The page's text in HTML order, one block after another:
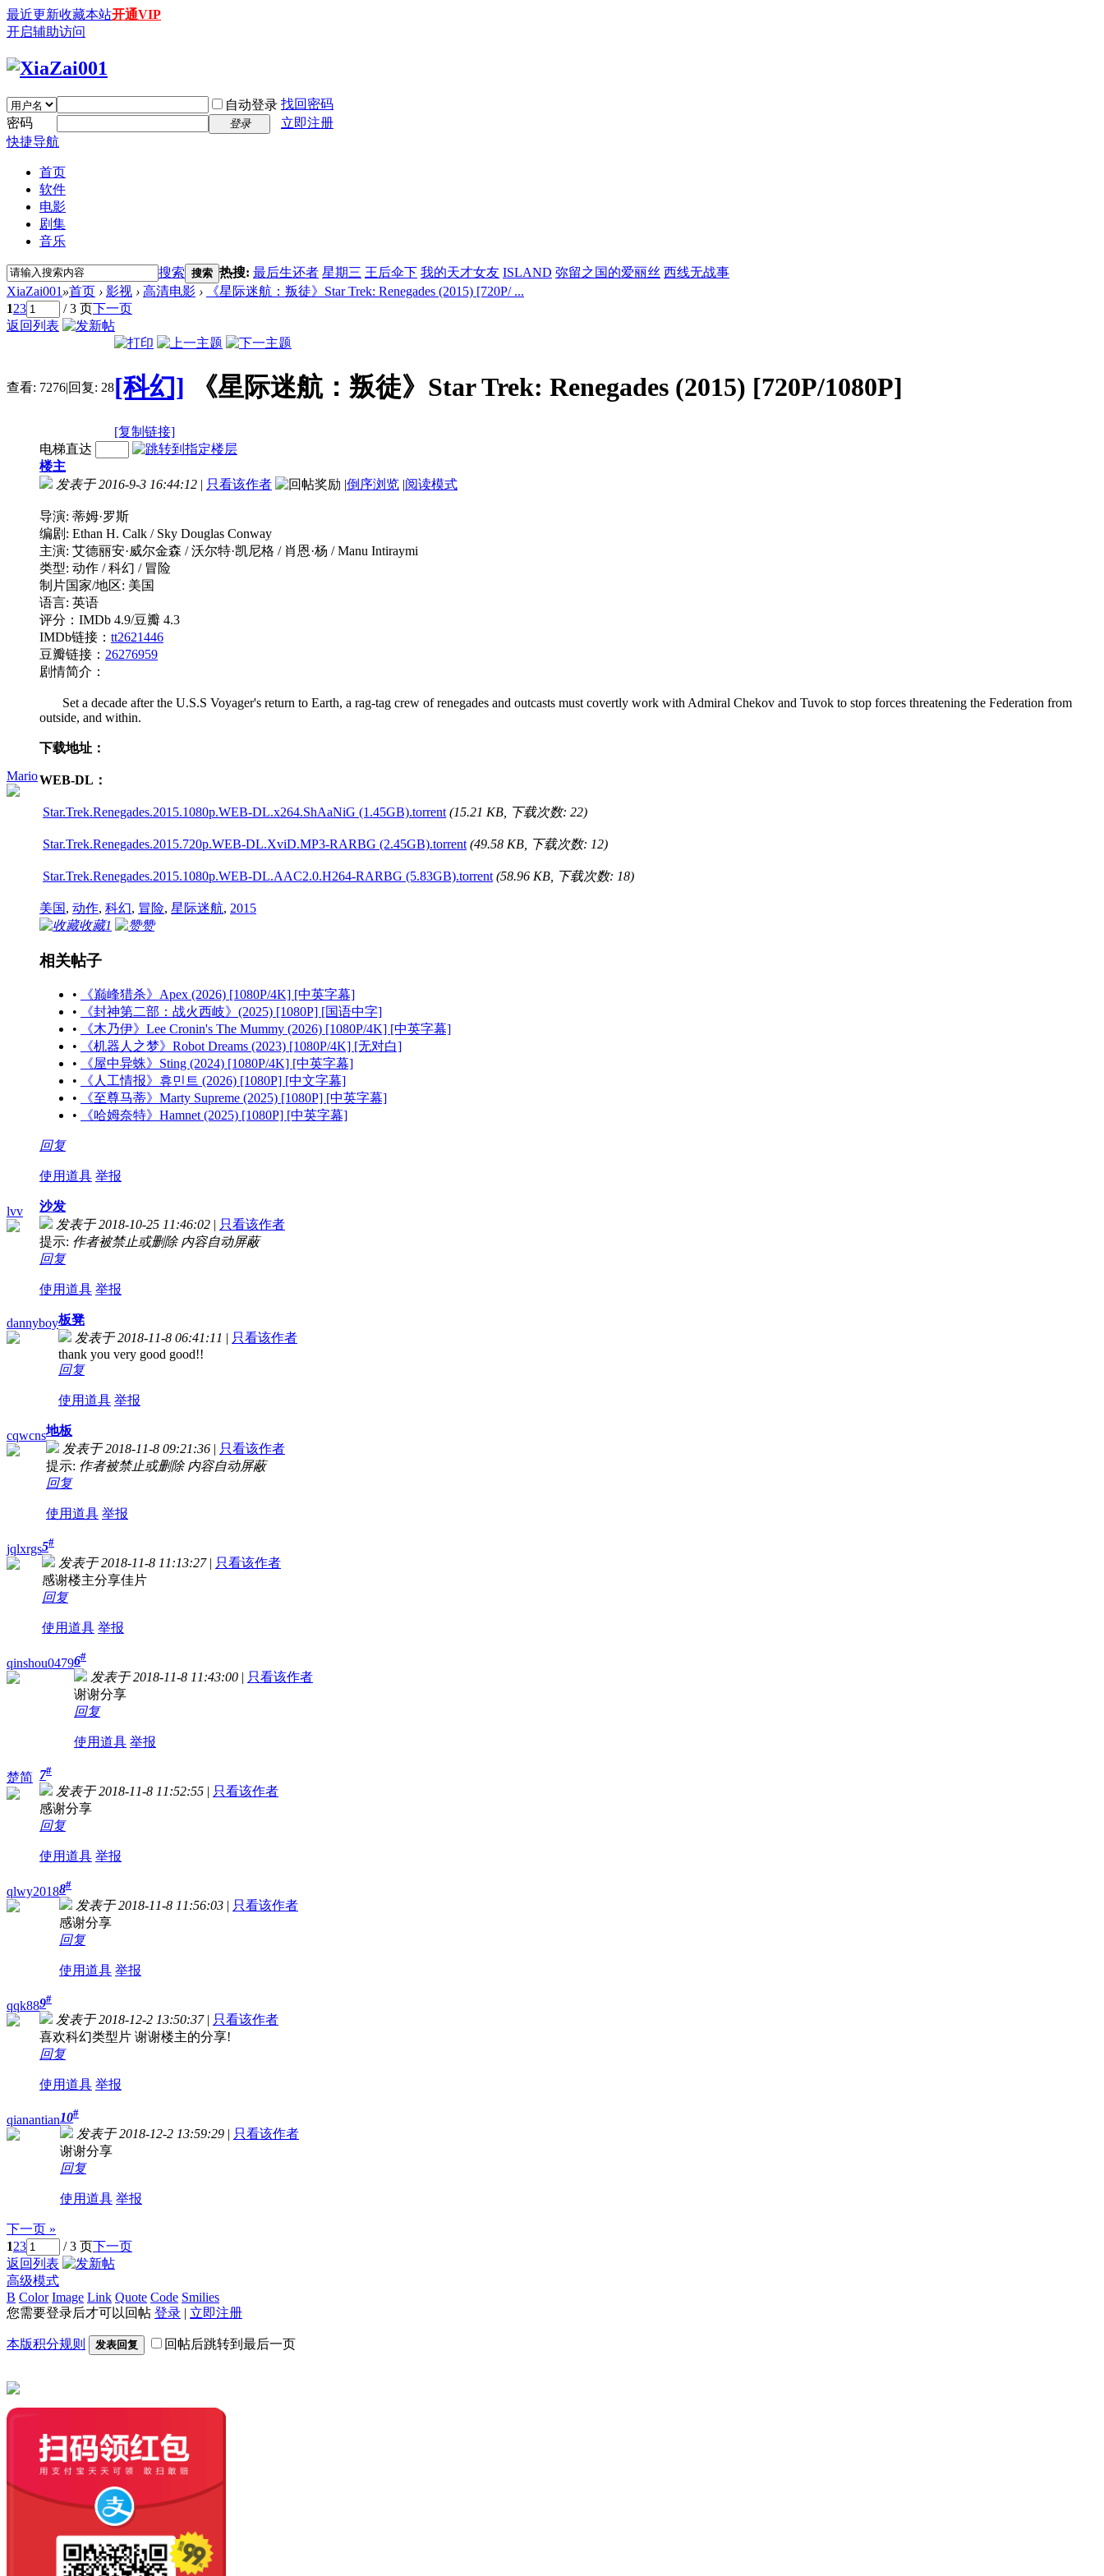
最近更新收藏本站开通VIP
开启辅助访问
自动登录 找回密码
密码
登录
立即注册
快捷导航
首页
软件
电影
剧集
音乐
搜索 搜索 热搜: 最后生还者 星期三 王后伞下 我的天才女友 ISLAND 弥留之国的爱丽丝 西线无战事
XiaZai001 »首页 › 影视 › 高清电影 ›
《星际迷航：叛徒》Star Trek: Renegades (2015) [720P/ ...
123 / 3 页下一页
返回列表
查看: 7276|回复: 28[科幻] 《星际迷航：叛徒》Star Trek: Renegades (2015) [720P/1080P]
[复制链接]
Mario
电梯直达
楼主
发表于 2016-9-3 16:44:12 | 只看该作者 |倒序浏览 |阅读模式
导演: 蒂姆·罗斯
编剧: Ethan H. Calk / Sky Douglas Conway
主演: 艾德丽安·威尔金森 / 沃尔特·凯尼格 / 肖恩·杨 / Manu Intiraymi
类型: 动作 / 科幻 / 冒险
制片国家/地区: 美国
语言: 英语
评分：IMDb 4.9/豆瓣 4.3
IMDb链接： tt2621446
豆瓣链接： 26276959
剧情简介：
Set a decade after the U.S.S Voyager's return to Earth, a rag-tag crew of renegades and outcasts must covertly work with Admiral Chekov and Tuvok to stop forces threatening the Federation from
outside, and within.
下载地址：
WEB-DL：
Star.Trek.Renegades.2015.1080p.WEB-DL.x264.ShAaNiG (1.45GB).torrent (15.21 KB, 下载次数: 22)
Star.Trek.Renegades.2015.720p.WEB-DL.XviD.MP3-RARBG (2.45GB).torrent (49.58 KB, 下载次数: 12)
Star.Trek.Renegades.2015.1080p.WEB-DL.AAC2.0.H264-RARBG (5.83GB).torrent (58.96 KB, 下载次数: 18)
美国, 动作, 科幻, 冒险, 星际迷航, 2015
收藏1 赞
相关帖子
•
《巅峰猎杀》Apex (2026) [1080P/4K] [中英字幕]
•
《封神第二部：战火西岐》(2025) [1080P] [国语中字]
•
《木乃伊》Lee Cronin's The Mummy (2026) [1080P/4K] [中英字幕]
•
《机器人之梦》Robot Dreams (2023) [1080P/4K] [无对白]
•
《屋中异蛛》Sting (2024) [1080P/4K] [中英字幕]
•
《人工情报》휴민트 (2026) [1080P] [中文字幕]
•
《至尊马蒂》Marty Supreme (2025) [1080P] [中英字幕]
•
《哈姆奈特》Hamnet (2025) [1080P] [中英字幕]
回复
使用道具 举报
lvv
沙发
发表于 2018-10-25 11:46:02 | 只看该作者
提示: 作者被禁止或删除 内容自动屏蔽
回复
使用道具 举报
dannyboy板凳
发表于 2018-11-8 06:41:11 | 只看该作者
thank you very good good!!
回复
使用道具 举报
cqwcns地板
发表于 2018-11-8 09:21:36 | 只看该作者
提示: 作者被禁止或删除 内容自动屏蔽
回复
使用道具 举报
jqlxrgs5#
发表于 2018-11-8 11:13:27 | 只看该作者
感谢楼主分享佳片
回复
使用道具 举报
qinshou04796#
发表于 2018-11-8 11:43:00 | 只看该作者
谢谢分享
回复
使用道具 举报
楚简 7#
发表于 2018-11-8 11:52:55 | 只看该作者
感谢分享
回复
使用道具 举报
qlwy20188#
发表于 2018-11-8 11:56:03 | 只看该作者
感谢分享
回复
使用道具 举报
qqk889#
发表于 2018-12-2 13:50:37 | 只看该作者
喜欢科幻类型片 谢谢楼主的分享!
回复
使用道具 举报
qianantian10#
发表于 2018-12-2 13:59:29 | 只看该作者
谢谢分享
回复
使用道具 举报
下一页 »
123 / 3 页下一页
返回列表
高级模式
B Color Image Link Quote Code Smilies
您需要登录后才可以回帖 登录 | 立即注册
本版积分规则 发表回复 回帖后跳转到最后一页